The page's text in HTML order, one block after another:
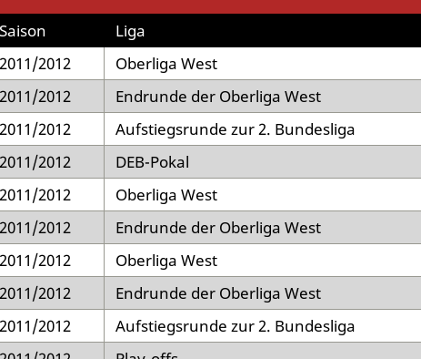
2011/2012 Oberliga West
2011/2012 Endrunde der Oberliga West
2011/2012 Aufstiegsrunde zur 2. Bundesliga
2011/2012 DEB-Pokal
2011/2012 Oberliga West
2011/2012 Endrunde der Oberliga West
2011/2012 Oberliga West
2011/2012 Endrunde der Oberliga West
2011/2012 Aufstiegsrunde zur 2. Bundesliga
Saison Liga